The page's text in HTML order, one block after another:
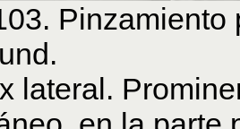
Pinzamiento
lateral.